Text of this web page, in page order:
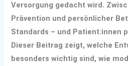
Versorgung gedacht wird.
Prävention und persönlicher
Standards – und Patient:innen
Dieser Beitrag zeigt, welche
besonders wichtig sind, wie